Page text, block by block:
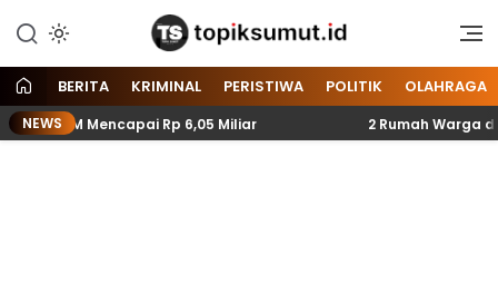
Topik Sumut
Memberitakan Seputar
dan Nasional
BERITA KRIMINAL PERISTIWA POLITIK OLAHRAGA
NEWS
Mencapai Rp 6,05 Miliar 2 Rumah Warga di